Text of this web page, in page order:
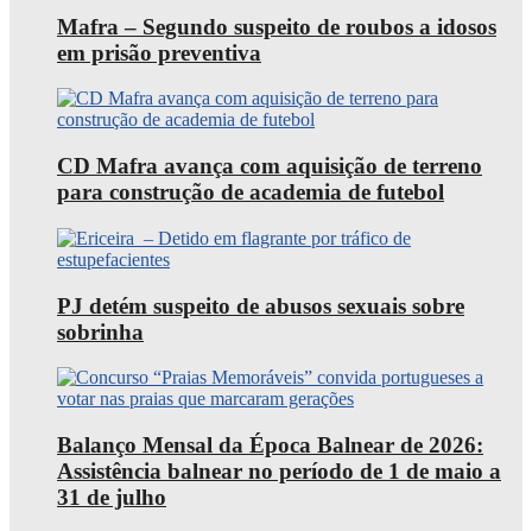
Mafra – Segundo suspeito de roubos a idosos
em prisão preventiva
CD Mafra avança com aquisição de terreno
para construção de academia de futebol
PJ detém suspeito de abusos sexuais sobre
sobrinha
Balanço Mensal da Época Balnear de 2026:
Assistência balnear no período de 1 de maio a
31 de julho